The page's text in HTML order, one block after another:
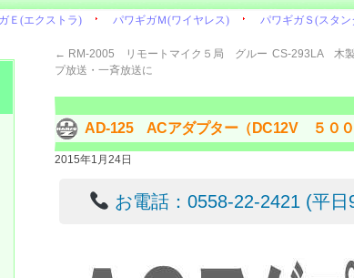
← RM-2005 リモートマイク５局 グルー
プ放送・一斉放送に
CS-293LA 木製
AD-125 ACアダプター（DC12V ５００
2015年1月24日
お電話：0558-22-2421 (平